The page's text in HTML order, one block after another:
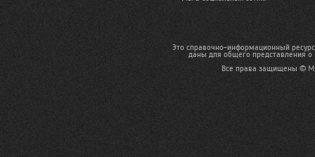
Это справочно-информационный
даны для общего представления о
Все права защищены ©